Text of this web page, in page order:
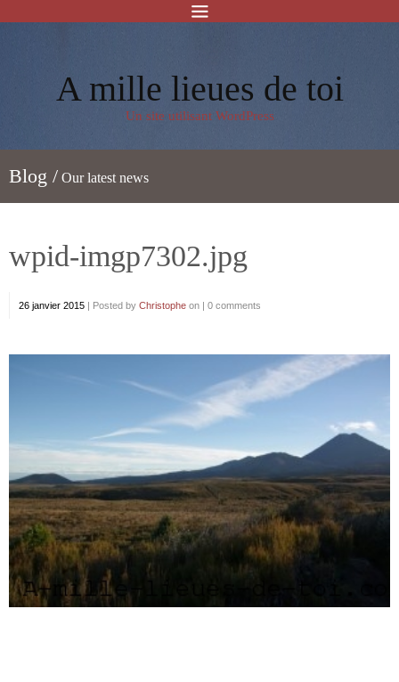
A mille lieues de toi
Un site utilisant WordPress
Blog / Our latest news
wpid-imgp7302.jpg
26 janvier 2015 | Posted by Christophe on | 0 comments